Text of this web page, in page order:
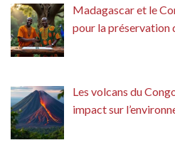
Madagascar et le
pour la préservation
Les volcans du
impact sur